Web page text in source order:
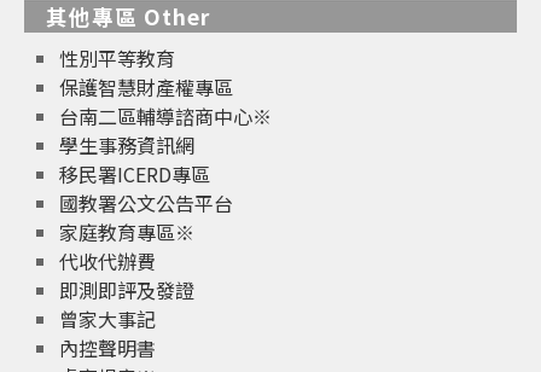
其他專區 Other
性別平等教育
保護智慧財產權專區
台南二區輔導諮商中心※
學生事務資訊網
移民署ICERD專區
國教署公文公告平台
家庭教育專區※
代收代辦費
即測即評及發證
曾家大事記
內控聲明書